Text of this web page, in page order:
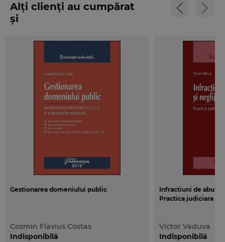
Alți clienți au cumpărat
și
Gestionarea domeniului public
Cosmin Flavius Costas
Indisponibilă
Infractiuni de abuz
Practica judiciara
Victor Vaduva
Indisponibilă